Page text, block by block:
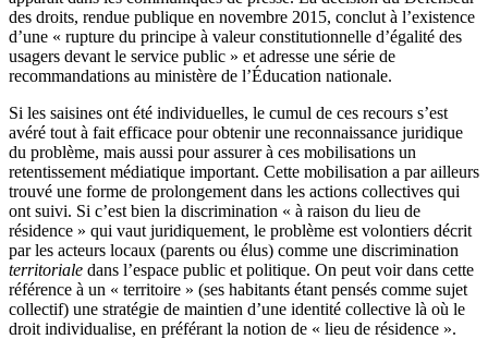
des droits, rendue publique en novembre 2015, conclut à l’existence
d’une « rupture du principe à valeur constitutionnelle d’égalité des
usagers devant le service public » et adresse une série de
recommandations au ministère de l’Éducation nationale.
Si les saisines ont été individuelles, le cumul de ces recours s’est
avéré tout à fait efficace pour obtenir une reconnaissance juridique
du problème, mais aussi pour assurer à ces mobilisations un
retentissement médiatique important. Cette mobilisation a par ailleurs
trouvé une forme de prolongement dans les actions collectives qui
ont suivi. Si c’est bien la discrimination « à raison du lieu de
résidence » qui vaut juridiquement, le problème est volontiers décrit
par les acteurs locaux (parents ou élus) comme une discrimination
territoriale dans l’espace public et politique. On peut voir dans cette
référence à un « territoire » (ses habitants étant pensés comme sujet
collectif) une stratégie de maintien d’une identité collective là où le
droit individualise, en préférant la notion de « lieu de résidence ».